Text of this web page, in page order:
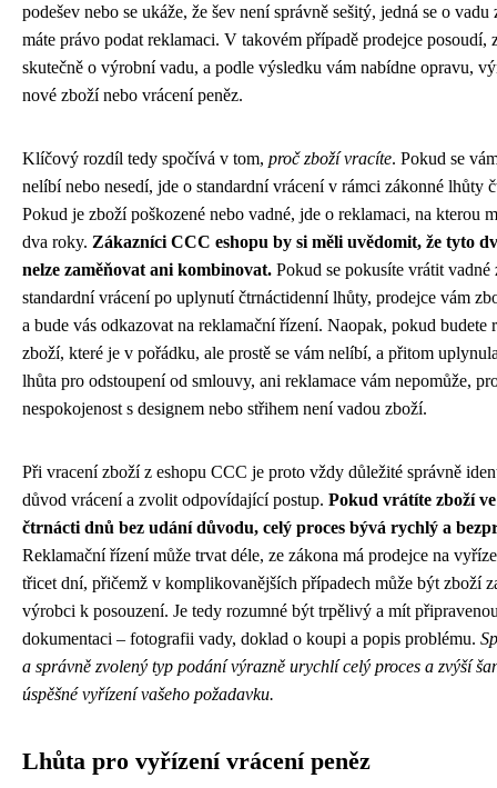
podešev nebo se ukáže, že šev není správně sešitý, jedná se o
máte právo podat reklamaci. V takovém případě prodejce posoudí,
skutečně o výrobní vadu, a podle výsledku vám nabídne opravu,
nové zboží nebo vrácení peněz.
Klíčový rozdíl tedy spočívá v tom, proč zboží vracíte. Pokud se
nelíbí nebo nesedí, jde o standardní vrácení v rámci zákonné lhůty
Pokud je zboží poškozené nebo vadné, jde o reklamaci, na kterou
dva roky. Zákazníci CCC eshopu by si měli uvědomit, že tyto
nelze zaměňovat ani kombinovat. Pokud se pokusíte vrátit vadné
standardní vrácení po uplynutí čtrnáctidenní lhůty, prodejce vám
a bude vás odkazovat na reklamační řízení. Naopak, pokud budete
zboží, které je v pořádku, ale prostě se vám nelíbí, a přitom
lhůta pro odstoupení od smlouvy, ani reklamace vám nepomůže,
nespokojenost s designem nebo střihem není vadou zboží.
Při vracení zboží z eshopu CCC je proto vždy důležité správně
důvod vrácení a zvolit odpovídající postup. Pokud vrátíte zboží
čtrnácti dnů bez udání důvodu, celý proces bývá rychlý a
Reklamační řízení může trvat déle, ze zákona má prodejce na
třicet dní, přičemž v komplikovanějších případech může být zboží
výrobci k posouzení. Je tedy rozumné být trpělivý a mít
dokumentaci – fotografii vady, doklad o koupi a popis problému.
a správně zvolený typ podání výrazně urychlí celý proces a zvýší
úspěšné vyřízení vašeho požadavku.
Lhůta pro vyřízení vrácení peněz